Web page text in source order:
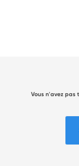
Vous n'avez pas